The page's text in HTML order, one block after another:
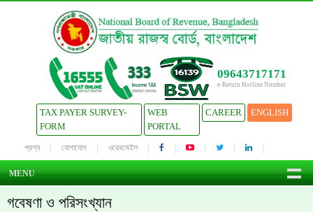
09643717171
e-Return Hotline Number
TAX PAYER SURVEY-
FORM
WEB
PORTAL
CAREER ENGLISH
প্রশ্ন যোগাযোগ ওয়েবমেইল
MENU
গবেষণা ও পরিসংখ্যান